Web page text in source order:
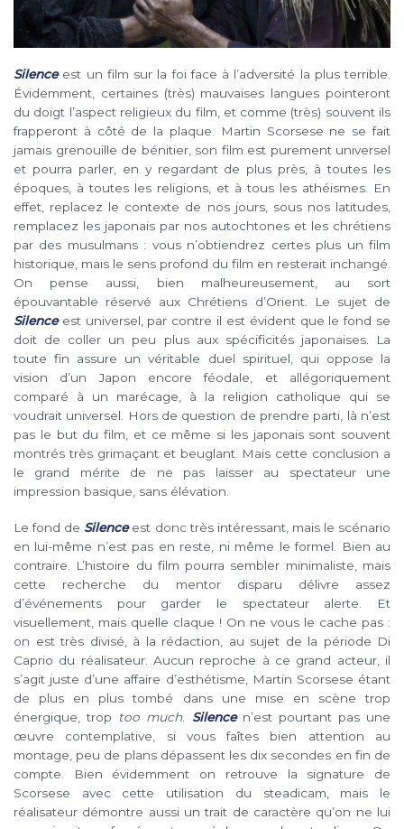
Silence est un film sur la foi face à l’adversité la plus terrible.
Évidemment, certaines (très) mauvaises langues pointeront
du doigt l’aspect religieux du film, et comme (très) souvent ils
frapperont à côté de la plaque. Martin Scorsese ne se fait
jamais grenouille de bénitier, son film est purement universel
et pourra parler, en y regardant de plus près, à toutes les
époques, à toutes les religions, et à tous les athéismes. En
effet, replacez le contexte de nos jours, sous nos latitudes,
remplacez les japonais par nos autochtones et les chrétiens
par des musulmans : vous n’obtiendrez certes plus un film
historique, mais le sens profond du film en resterait inchangé.
On pense aussi, bien malheureusement, au sort
épouvantable réservé aux Chrétiens d’Orient. Le sujet de
Silenceest universel, par contre il est évident que le fond se
doit de coller un peu plus aux spécificités japonaises. La
toute fin assure un véritable duel spirituel, qui oppose la
vision d’un Japon encore féodale, et allégoriquement
comparé à un marécage, à la religion catholique qui se
voudrait universel. Hors de question de prendre parti, là n’est
pas le but du film, et ce même si les japonais sont souvent
montrés très grimaçant et beuglant. Mais cette conclusion a
le grand mérite de ne pas laisser au spectateur une
impression basique, sans élévation.
Le fond de Silence est donc très intéressant, mais le scénario
en lui-même n’est pas en reste, ni même le formel. Bien au
contraire. L’histoire du film pourra sembler minimaliste, mais
cette recherche du mentor disparu délivre assez
d’événements pour garder le spectateur alerte. Et
visuellement, mais quelle claque ! On ne vous le cache pas :
on est très divisé, à la rédaction, au sujet de la période Di
Caprio du réalisateur. Aucun reproche à ce grand acteur, il
s’agit juste d’une affaire d’esthétisme, Martin Scorsese étant
de plus en plus tombé dans une mise en scène trop
énergique, trop
too much Silence n’est pourtant pas une
œuvre contemplative, si vous faîtes bien attention au
montage, peu de plans dépassent les dix secondes en fin de
compte. Bien évidemment on retrouve la signature de
Scorsese avec cette utilisation du steadicam, mais le
réalisateur démontre aussi un trait de caractère qu’on ne lui